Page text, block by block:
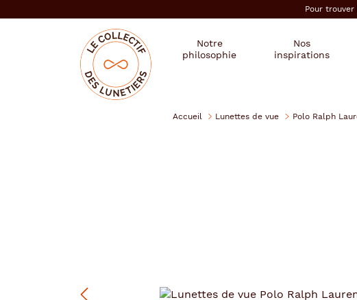
Pour
Opticien
le
collectif
des
lunetiers
Notre
philosophie
Nos
inspirations
Accueil Lunettes de vue Polo Ralph
Précédent